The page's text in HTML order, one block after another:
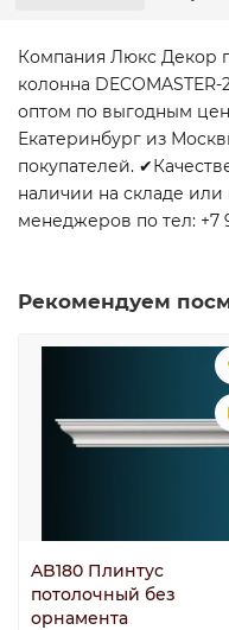
Компания Люкс Декор
колонна
оптом по выгодным
Екатеринбург из
покупателей.
наличии на складе или
менеджеров по тел: +7
Рекомендуем
AB180 Плинтус
потолочный без
орнамента